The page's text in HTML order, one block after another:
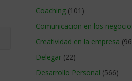
Coaching (101)
Comunicacion en los
Creatividad en la empresa
Delegar (22)
Desarrollo Personal (566)